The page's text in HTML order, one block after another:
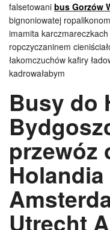
falsetowani bus Gorzów
bignoniowatej
imamita
ropczyczaninem
łakomczuchów kafiry
kadrowałabym
Busy do
przewóz
Utrecht